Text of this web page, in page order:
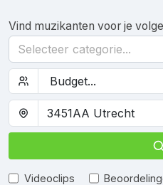
Vind muzikanten voor je
Selecteer categorie...
Videoclips